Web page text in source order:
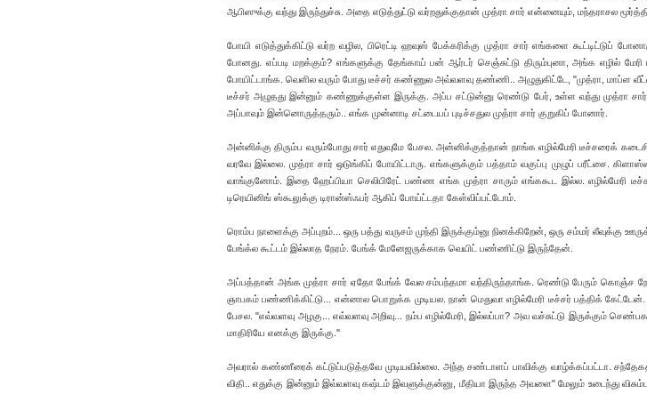
ஆபிஸுக்கு வந்து இருந்துச்சு. அதை எடுத்துட்டு வர்றதுக்குதான் முத்ரா சார் என்னையும், மந்தராசல
போயி எடுத்துக்கிட்டு வர்ற வழில, பிரெட்டி ஹவுஸ் பேக்கரிக்கு முத்ரா சார் எங்களை கூட்டிட்டுப்
போனது. எப்படி மறக்கும்? எங்களுக்கு தேங்காய் பன் ஆர்டர் செஞ்சுட்டு திரும்புனா, அங்க எழில் மேரி
போயிட்டாங்க. வெளில வரும் போது டீச்சர் கண்ணுல அவ்வளவு தண்ணி.. அழுதுகிட்டே, "முத்ரா, மாப்ள
டீச்சர் அழுதது இன்னும் கண்ணுக்குள்ள இருக்கு. அப்ப சட்டுன்னு ரெண்டு பேர், உள்ள வந்து முத்ரா சார்
அப்பாவும் இன்னொருத்தரும்.. எங்க முன்னாடி சட்டையப் புடிச்சதுல முத்ரா சார் குறுகிப் போனார்.
அன்னிக்கு திரும்ப வரும்போது சார் எதுவுமே பேசல. அன்னிக்குத்தான் நாங்க எழில்மேரி டீச்சரைக்
வரவே இல்லை. முத்ரா சார் ஒடுங்கிப் போயிட்டாரு. எங்களுக்கும் பத்தாம் வகுப்பு முழுப் பரீட்சை.
வாங்குனோம். இதை ஹேப்பியா செலிபிரேட் பண்ண எங்க முத்ரா சாரும் எங்ககூட இல்ல. எழில்மேரி
டிரெயினிங் ஸ்கூலுக்கு டிரான்ஸ்ஃபர் ஆகிப் போய்ட்டதா கேள்விப்பட்டோம்.
ரொம்ப நாளைக்கு அப்புறம்... ஒரு பத்து வருசம் முந்தி இருக்கும்னு நினக்கிறேன், ஒரு சம்மர் லீவுக்கு
பேங்க்ல கூட்டம் இல்லாத நேரம். பேங்க் மேனேஜருக்காக வெயிட் பண்ணிட்டு இருந்தேன்.
அப்பத்தான் அங்க முத்ரா சார் ஏதோ பேங்க் வேல சம்பந்தமா வந்திருந்தாங்க. ரெண்டு பேரும் கொஞ்ச நேரம்
ஞாபகம் பண்ணிக்கிட்டு... என்னால பொறுக்க‌ முடியல. நான் மெதுவா எழில்மேரி டீச்சர் பத்திக்
பேசல. "எவ்வளவு அழகு... எவ்வளவு அறிவு... நம்ப எழில்மேரி, இல்லப்பா? அவ வச்சுட்டு இருக்கும்
மாதிரியே எனக்கு இருக்கு."
அவரால் கண்ணீரைக் கட்டுப்படுத்தவே முடியவில்லை. அந்த சண்டாளப் பாவிக்கு வாழ்க்கப்பட்டா.
விதி.. எதுக்கு இன்னும் இவ்வளவு கஷ்டம் இவளுக்குன்னு, மீதியா இருந்த அவளை" மேலும் உடைந்து